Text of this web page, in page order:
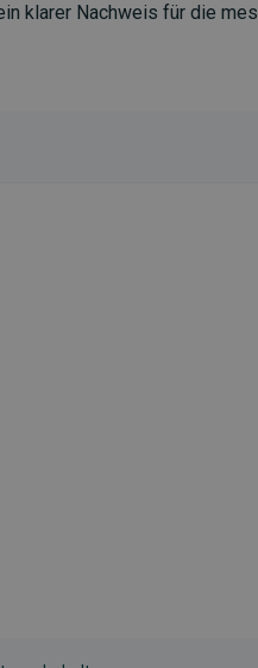
klarer Nachweis für die